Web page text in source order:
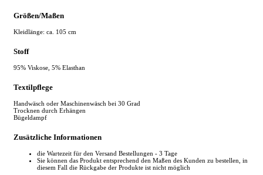
Größen/Maßen
Kleidlänge: ca. 105 cm
Stoff
95% Viskose, 5% Elasthan
Textilpflege
Handwäsch oder Maschinenwäsch bei 30 Grad
Trocknen durch Erhängen
Bügeldampf
Zusätzliche Informationen
die Wartezeit für den Versand Bestellungen - 3 Tage
Sie können das Produkt entsprechend den Maßen des Kunden zu bestellen, in
diesem Fall die Rückgabe der Produkte ist nicht möglich